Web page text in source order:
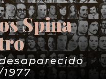
Spina